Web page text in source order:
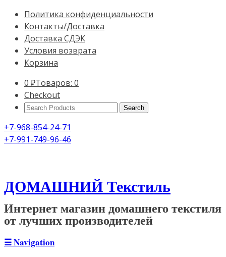
Политика конфиденциальности
Контакты/Доставка
Доставка СДЭК
Условия возврата
Корзина
0 ₽Товаров: 0
Checkout
Search
+7-968-854-24-71
+7-991-749-96-46
ДОМАШНИЙ Текстиль
Интернет магазин домашнего текстиля
от лучших производителей
☰Navigation